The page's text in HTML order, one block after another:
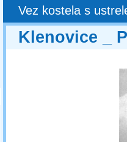
Vez kostela s
Klenovice _